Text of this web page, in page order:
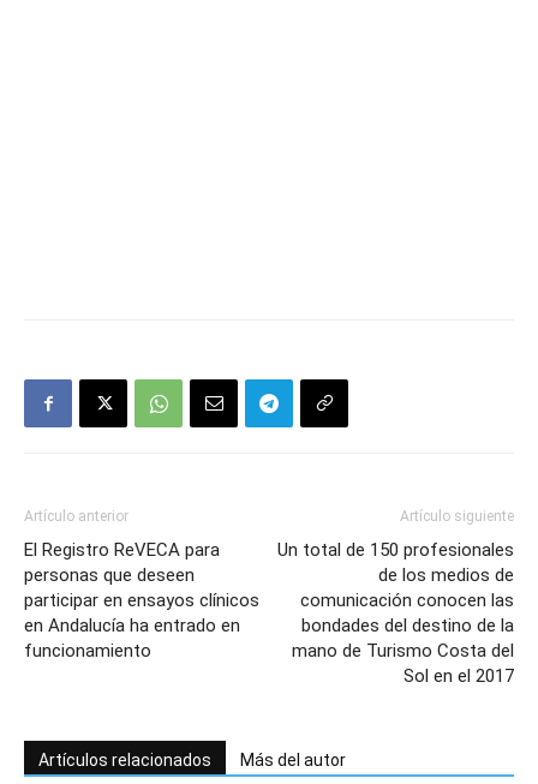
Artículo anterior
El Registro ReVECA para
personas que deseen
participar en ensayos clínicos
en Andalucía ha entrado en
funcionamiento
Artículo siguiente
Un total de 150 profesionales
de los medios de
comunicación conocen las
bondades del destino de la
mano de Turismo Costa del
Sol en el 2017
Artículos relacionados Más del autor